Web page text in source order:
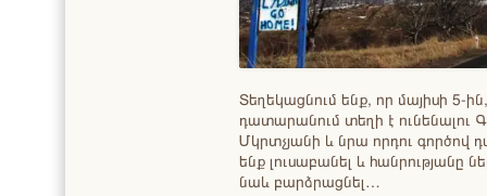
Տեղեկացնում ենք, որ մայիսի 5-
դատարանում տեղի է
Մկրտչյանի և նրա որդու գործով
ենք լուսաբանել և հանրությանը
նաև բարձրացնել…